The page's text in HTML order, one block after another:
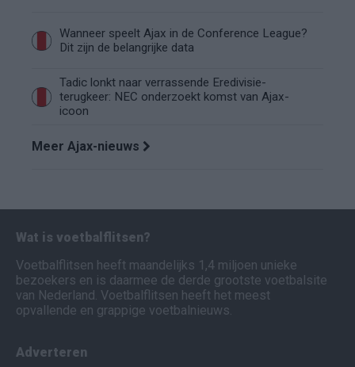
Wanneer speelt Ajax in de Conference League?
Dit zijn de belangrijke data
Tadic lonkt naar verrassende Eredivisie-
terugkeer: NEC onderzoekt komst van Ajax-
icoon
Meer Ajax-nieuws
Wat is voetbalflitsen?
Voetbalflitsen heeft maandelijks 1,4 miljoen unieke
bezoekers en is daarmee de derde grootste voetbalsite
van Nederland. Voetbalflitsen heeft het meest
opvallende en grappige voetbalnieuws.
Adverteren